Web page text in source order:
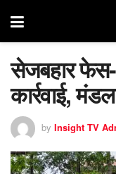
सेजबहार फेस-
कार्रवाई,
by Insight TV